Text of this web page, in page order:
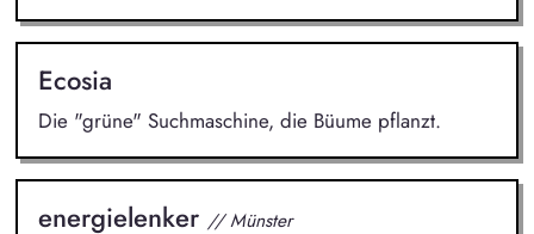
Ecosia
Die "grüne" Suchmaschine, die Büume pflanzt.
energielenker // Münster